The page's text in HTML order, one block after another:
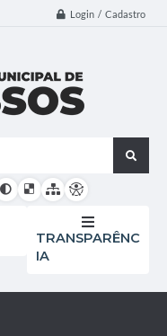
Login / Cadastro
TRANSPARÊNC
IA